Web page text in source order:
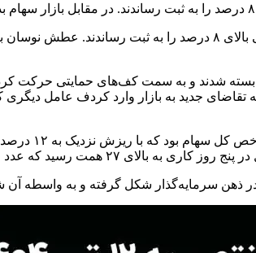
بازار طلا و ارز آزاد در هفته منتهی به ۱۲ تیر سبزپوش بودند و
شدند و به سمت کف‌های حمایتی حرکت
جدید به بازار وارد کردف عامل دیگری
ذهن سرمایه‌گذار شکل گرفته و به واسطه